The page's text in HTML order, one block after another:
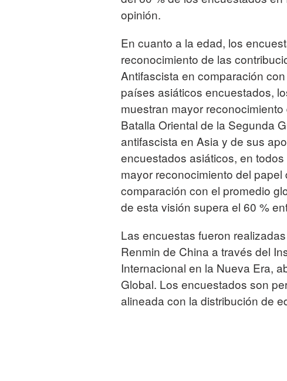
opinión.
En cuanto a la edad, los
reconocimiento de las
Antifascista en comparación
países asiáticos encuestados,
muestran mayor
Batalla Oriental de la Segunda
antifascista en Asia y de sus
encuestados asiáticos, en
mayor reconocimiento del
comparación con el promedio
de esta visión supera el 60 %
Las encuestas fueron
Renmin de China a través del
Internacional en la Nueva Era,
Global. Los encuestados son
alineada con la distribución de